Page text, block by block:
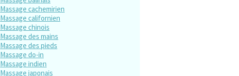
Massage cachemirien
Massage californien
Massage chinois
Massage des mains
Massage des pieds
Massage do-in
Massage indien
Massage japonais